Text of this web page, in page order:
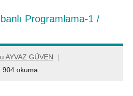
Programlama-1 /
AYVAZ GÜVEN
okuma